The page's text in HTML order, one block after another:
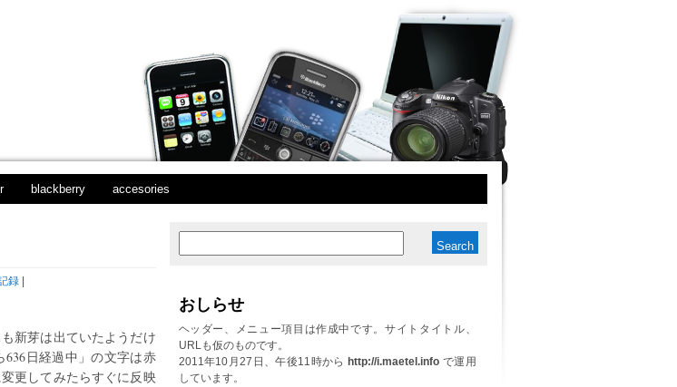
blackberry accesories
録
新芽は出ていたようだけ
日経過中」の文字は赤
更してみたらすぐに反映
投
稿
おしらせ
ヘッダー、メニュー項目は作成中です。サイトタイトル、
URLも仮のものです。
2011年10月27日、午後11時から http://i.maetel.info で運用
しています。